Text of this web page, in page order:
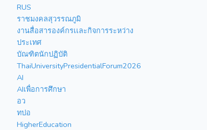
RUS
ราชมงคลสุวรรณภูมิ
งานสื่อสารองค์กรเเละกิจการระหว่าง
ประเทศ
บัณฑิตนักปฏิบัติ
ThaiUniversityPresidentialForum2026
AI
AIเพื่อการศึกษา
อว
ทปอ
HigherEducation